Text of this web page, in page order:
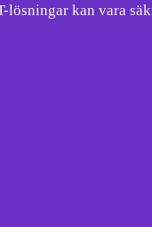
lösningar kan vara